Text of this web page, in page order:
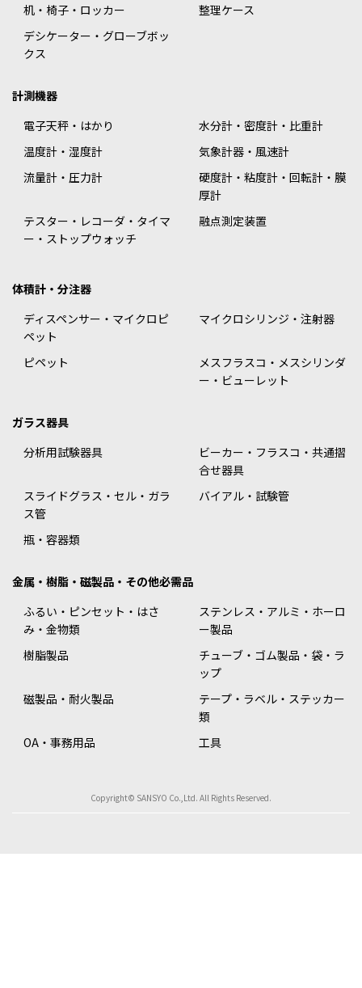
机・椅子・ロッカー
整理ケース
デシケーター・グローブボッ
クス
計測機器
電子天秤・はかり
水分計・密度計・比重計
温度計・湿度計
気象計器・風速計
流量計・圧力計
硬度計・粘度計・回転計・膜
厚計
テスター・レコーダ・タイマ
ー・ストップウォッチ
融点測定装置
体積計・分注器
ディスペンサー・マイクロピ
ペット
マイクロシリンジ・注射器
ピペット
メスフラスコ・メスシリンダ
ー・ビューレット
ガラス器具
分析用試験器具
ビーカー・フラスコ・共通摺
合せ器具
スライドグラス・セル・ガラ
ス管
バイアル・試験管
瓶・容器類
金属・樹脂・磁製品・その他必需品
ふるい・ピンセット・はさ
み・金物類
ステンレス・アルミ・ホーロ
ー製品
樹脂製品
チューブ・ゴム製品・袋・ラ
ップ
磁製品・耐火製品
テープ・ラベル・ステッカー
類
OA・事務用品
工具
Copyright© SANSYO Co.,Ltd. All Rights Reserved.